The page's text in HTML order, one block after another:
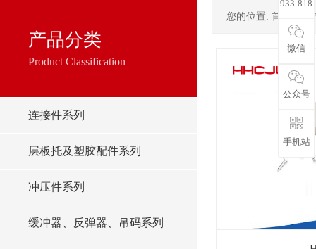
产品分类
Product Classification
连接件系列
层板托及塑胶配件系列
冲压件系列
缓冲器、反弹器、吊码系列
您的位置: 首页
933-818
微信
公众号
手机站